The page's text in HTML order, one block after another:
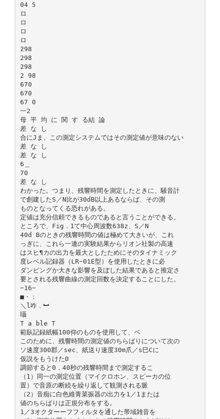
04 5
ロ
ロ
ロ
ロ
298
298
298
2 98
670
670
67 0
一2
母 平 均 に 関 す る結 論
差 な し
合にJま、この測定システムではその測定値が意味のない
差 な し
差 な し
6＿
70
差 な し
わかった。つまり、残響時間を測定したときに、騒音計
で創建したS／N比が30dB以上あるならば、その測
ものとなってくる恐れがある。
定値は充分信頼できるものであると言うことができる。
ところで、Fig．1て中心周波数638z、S／N
40d Bのときの残響時間の値は極めて大きいが、これ
っぎに、これら一連の実験結果からリオン社製の高速
はスヒ¶カの出力を最大としたためにそのタイナミック
度レベル記録器（LR−01E型）を使用したときに必
ダンピングか大きな影響を及ぼした結果であると推定さ
要とされる残響曲線の測定回数を決定することにした。
−16−
■・：
＼l咋．︼
囁
T a ble T
範臥記録紙幅100仰のものを使用して、ペ
このために、残響時間の測定値のちらばりについて次の
ソ速度300郡／sec、紙送り速度30m爪／s巳Cに
仮説をもうけた0
調節すると0．40秒の残響時間まで測定するこ
（1）同一の測定位置（マイクロホン、スピーカの位
置）で音原の断続を繰り返して観測される脈
（2）音痴に白色維青菜振器の出力を1／1または
値のちらばりは正規分布をする。
1／3オクターーフフィルタを通した帯域雑音を